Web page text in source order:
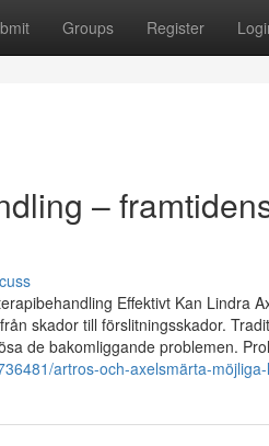
Groups Register
–
Effektivt Kan Lindra
skador till förslitningsskador.
de bakomliggande problemen.
artros-och-axelsmärta-